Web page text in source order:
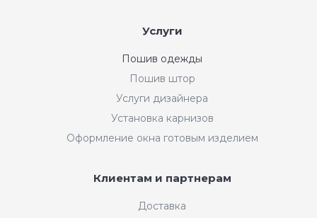
Услуги
Пошив одежды
Пошив штор
Услуги дизайнера
Установка карнизов
Оформление окна готовым изделием
Клиентам и партнерам
Доставка